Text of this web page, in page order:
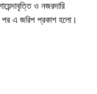
ও নজরদারি
পর এ জরিপ প্রকাশ হলো।